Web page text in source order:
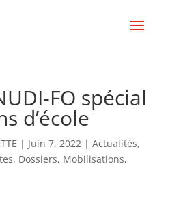
FO spécial
d’école
| Juin 7, 2022| Actualités,
, Dossiers, Mobilisations,